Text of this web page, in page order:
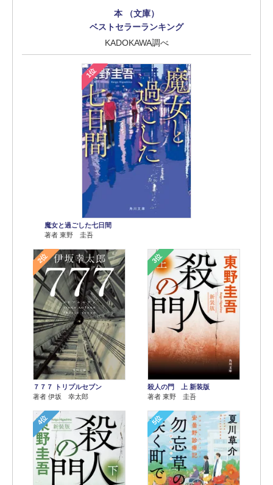
本 （文庫）
ベストセラーランキング
KADOKAWA調べ
1位
魔女と過ごした七日間
著者 東野 圭吾
2位
７７７ トリプルセブン
著者 伊坂 幸太郎
3位
殺人の門 上 新装版
著者 東野 圭吾
4位 5位